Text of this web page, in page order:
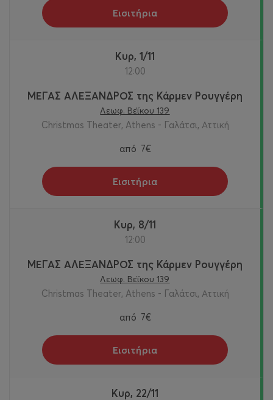
Εισιτήρια
Κυρ, 1/11
12:00
ΜΕΓΑΣ ΑΛΕΞΑΝΔΡΟΣ της Κάρμεν Ρουγγέρη
Λεωφ. Βεΐκου 139
Christmas Theater, Athens - Γαλάτσι, Αττική
από 7€
Εισιτήρια
Κυρ, 8/11
12:00
ΜΕΓΑΣ ΑΛΕΞΑΝΔΡΟΣ της Κάρμεν Ρουγγέρη
Λεωφ. Βεΐκου 139
Christmas Theater, Athens - Γαλάτσι, Αττική
από 7€
Εισιτήρια
Κυρ, 22/11